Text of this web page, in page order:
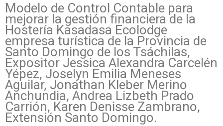
Modelo de Control Contable para
mejorar la gestión financiera de la
Hostería Kasadasa Ecolodge
empresa turística de la Provincia de
Santo Domingo de los Tsáchilas,
Expositor Jessica Alexandra Carcelén
Yépez, Joselyn Emilia Meneses
Aguilar, Jonathan Kleber Merino
Anchundia, Andrea Lizbeth Prado
Carrión, Karen Denisse Zambrano,
Extensión Santo Domingo.